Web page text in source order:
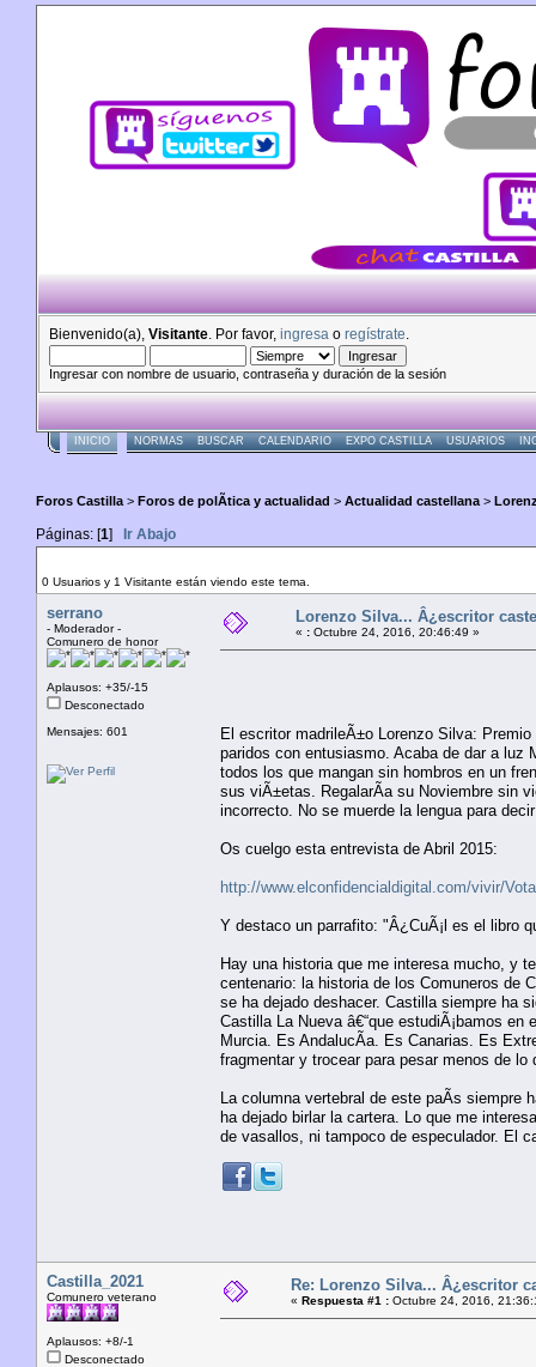
Bienvenido(a), Visitante . Por favor, ingresa o regístrate
Ingresar con nombre de usuario, contraseña y duración de la sesión
INICIO NORMAS BUSCAR CALENDARIO EXPO CASTILLA USUARIOS
Foros Castilla > Foros de polÃ­tica y actualidad > Actualidad castellana >
Páginas: [1] Ir Abajo
0 Usuarios y 1 Visitante están viendo este tema.
serrano
- Moderador -
Comunero de honor
Aplausos: +35/-15
Desconectado
Mensajes: 601
Lorenzo Silva... Â¿escritor
« : Octubre 24, 2016, 20:46:49 »
El escritor madrileÃ±o Lorenzo Silva:
paridos con entusiasmo. Acaba de dar a luz
todos los que mangan sin hombros en un
sus viÃ±etas. RegalarÃ­a su Noviembre sin
incorrecto. No se muerde la lengua para
Os cuelgo esta entrevista de Abril 2015:
http://www.elconfidencialdigital.com/vivir/
Y destaco un parrafito: "Â¿CuÃ¡l es el libro
Hay una historia que me interesa mucho, y
centenario: la historia de los Comuneros de
se ha dejado deshacer. Castilla siempre ha
Castilla La Nueva â€“que estudiÃ¡bamos
Murcia. Es AndalucÃ­a. Es Canarias. Es
fragmentar y trocear para pesar menos de lo
La columna vertebral de este paÃ­s siempre
ha dejado birlar la cartera. Lo que me
de vasallos, ni tampoco de especulador. El
Castilla_2021
Comunero veterano
Aplausos: +8/-1
Desconectado
Re: Lorenzo Silva... Â¿escritor
« Respuesta #1 : Octubre 24, 2016,